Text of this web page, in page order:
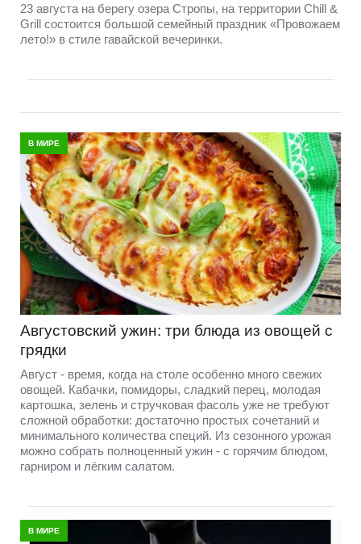
23 августа на берегу озера Стропы, на территории Chill &
Grill состоится большой семейный праздник «Провожаем
лето!» в стиле гавайской вечеринки.
В МИРЕ
Августовский ужин: три блюда из овощей с
грядки
Август - время, когда на столе особенно много свежих
овощей. Кабачки, помидоры, сладкий перец, молодая
картошка, зелень и стручковая фасоль уже не требуют
сложной обработки: достаточно простых сочетаний и
минимального количества специй. Из сезонного урожая
можно собрать полноценный ужин - с горячим блюдом,
гарниром и лёгким салатом.
В МИРЕ